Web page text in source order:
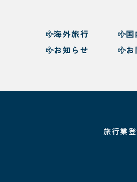
海外旅行 国
お知らせ
旅行業